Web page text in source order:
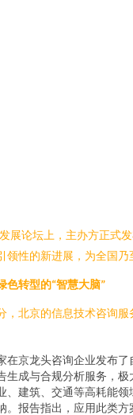
展论坛上，主办方正式
性的新进展，为全国乃
色转型的“智慧大脑”
，北京的信息技术咨询
在京龙头咨询企业发布
生成与合规分析服务，极
、建筑、交通等高耗能
报告指出，应用此类方